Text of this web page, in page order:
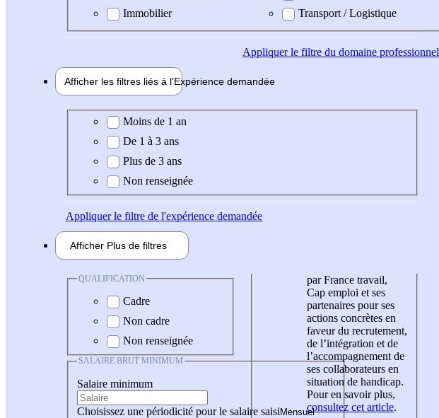
Immobilier
Transport / Logistique
Appliquerle filtre du domaine professionnel
Afficher les filtres liés à l'Expérience demandée
Expérience demandée
Moins de 1 an
De 1 à 3 ans
Plus de 3 ans
Non renseignée
Appliquerle filtre de l'expérience demandée
Afficher Plus de filtres
QUALIFICATION
Cadre
Non cadre
Non renseignée
SALAIRE BRUT MINIMUM
Salaire minimum
Choisissez une périodicité pour le salaire saisi
par France travail,
Cap emploi et ses
partenaires pour ses
actions concrètes en
faveur du recrutement,
de l’intégration et de
l’accompagnement de
ses collaborateurs en
situation de handicap.
Pour en savoir plus,
consultez cet article.